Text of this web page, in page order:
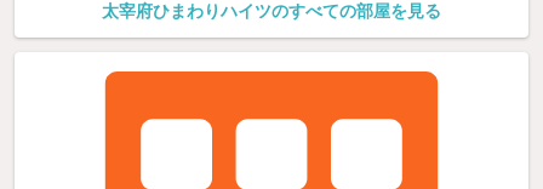
太宰府ひまわりハイツのすべての部屋を見る